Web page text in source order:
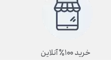
خرید ۱۰۰٪ آنلاین